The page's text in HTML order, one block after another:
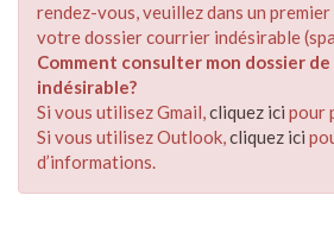
rendez-vous, veuillez dans un
votre dossier courrier indésirable
Comment consulter mon dossier
indésirable?
Si vous utilisez Gmail,cliquez ici pour
Si vous utilisez Outlook,cliquez ici
d’informations.